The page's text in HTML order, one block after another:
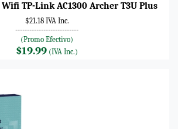
TP-Link AC1300 Archer T3U Plus
$21.18 IVA Inc.
---------------------------
(Promo Efectivo)
$19.99 (IVA Inc.)